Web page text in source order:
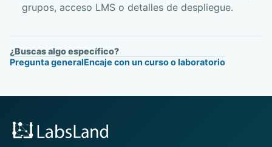
grupos, acceso LMS o detalles de despliegue.
¿Buscas algo específico?
Pregunta generalEncaje con un curso o laboratorio